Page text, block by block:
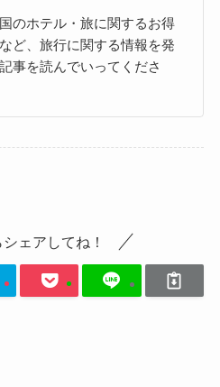
のホテル・旅に関するお得
ど、旅行に関する情報を発
事を読んでいってくださ
ェアしてね！